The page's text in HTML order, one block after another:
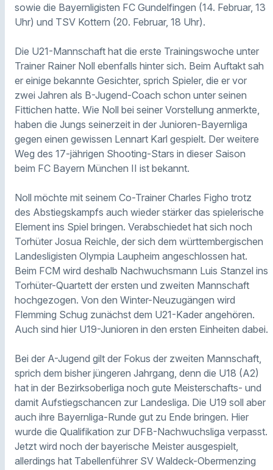
sowie die Bayernligisten FC Gundelfingen (14. Februar, 13
Uhr) und TSV Kottern (20. Februar, 18 Uhr).
Die U21-Mannschaft hat die erste Trainingswoche unter
Trainer Rainer Noll ebenfalls hinter sich. Beim Auftakt sah
er einige bekannte Gesichter, sprich Spieler, die er vor
zwei Jahren als B-Jugend-Coach schon unter seinen
Fittichen hatte. Wie Noll bei seiner Vorstellung anmerkte,
haben die Jungs seinerzeit in der Junioren-Bayernliga
gegen einen gewissen Lennart Karl gespielt. Der weitere
Weg des 17-jährigen Shooting-Stars in dieser Saison
beim FC Bayern München II ist bekannt.
Noll möchte mit seinem Co-Trainer Charles Figho trotz
des Abstiegskampfs auch wieder stärker das spielerische
Element ins Spiel bringen. Verabschiedet hat sich noch
Torhüter Josua Reichle, der sich dem württembergischen
Landesligisten Olympia Laupheim angeschlossen hat.
Beim FCM wird deshalb Nachwuchsmann Luis Stanzel ins
Torhüter-Quartett der ersten und zweiten Mannschaft
hochgezogen. Von den Winter-Neuzugängen wird
Flemming Schug zunächst dem U21-Kader angehören.
Auch sind hier U19-Junioren in den ersten Einheiten dabei.
Bei der A-Jugend gilt der Fokus der zweiten Mannschaft,
sprich dem bisher jüngeren Jahrgang, denn die U18 (A2)
hat in der Bezirksoberliga noch gute Meisterschafts- und
damit Aufstiegschancen zur Landesliga. Die U19 soll aber
auch ihre Bayernliga-Runde gut zu Ende bringen. Hier
wurde die Qualifikation zur DFB-Nachwuchsliga verpasst.
Jetzt wird noch der bayerische Meister ausgespielt,
allerdings hat Tabellenführer SV Waldeck-Obermenzing